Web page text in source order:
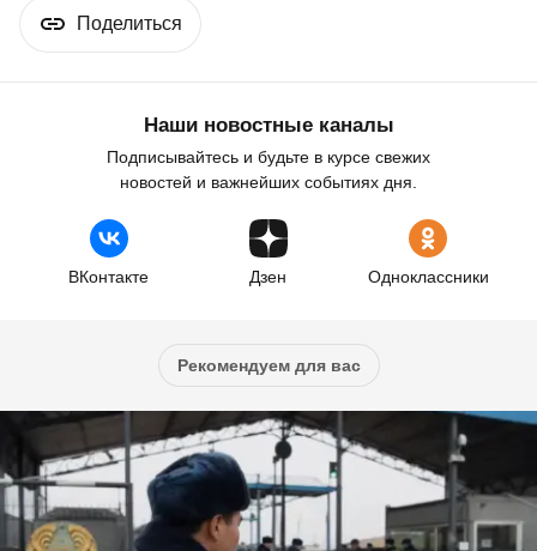
Поделиться
Наши новостные каналы
Подписывайтесь и будьте в курсе свежих
новостей и важнейших событиях дня.
ВКонтакте Дзен Одноклассники
Рекомендуем для вас